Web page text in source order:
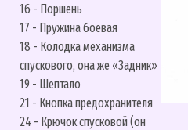
16 - Поршень
17 - Пружина боевая
18 - Колодка механизма
спускового, она же «Задник»
19 - Шептало
21 - Кнопка предохранителя
24 - Крючок спусковой (он